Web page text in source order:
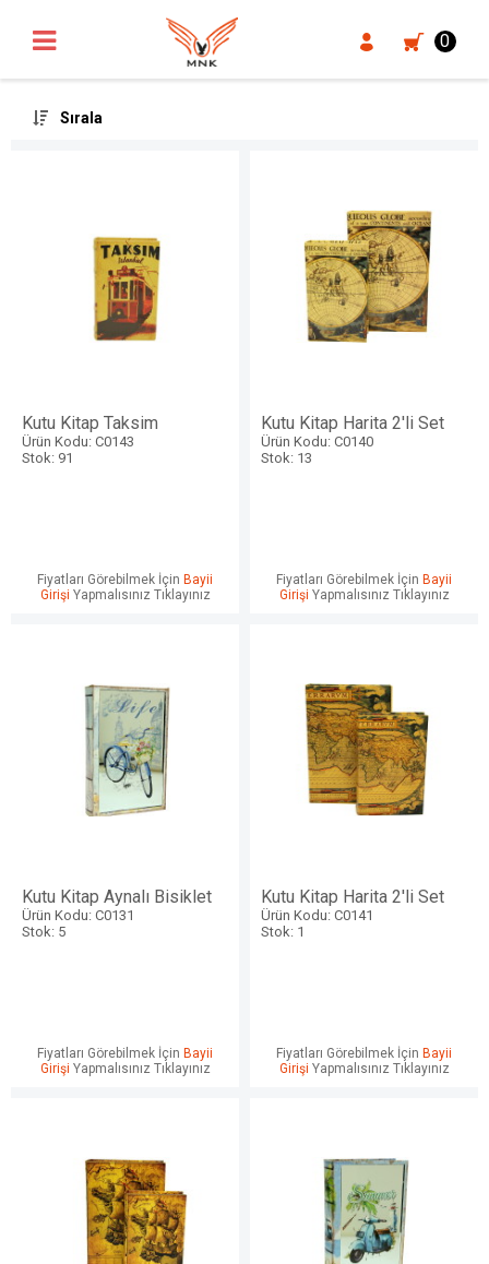
0
Sırala
Kutu Kitap Taksim
Ürün Kodu: C0143
Stok: 91
Fiyatları Görebilmek İçin Bayii
Girişi Yapmalısınız Tıklayınız
Kutu Kitap Harita 2'li Set
Ürün Kodu: C0140
Stok: 13
Fiyatları Görebilmek İçin Bayii
Girişi Yapmalısınız Tıklayınız
Kutu Kitap Aynalı Bisiklet
Ürün Kodu: C0131
Stok: 5
Fiyatları Görebilmek İçin Bayii
Girişi Yapmalısınız Tıklayınız
Kutu Kitap Harita 2'li Set
Ürün Kodu: C0141
Stok: 1
Fiyatları Görebilmek İçin Bayii
Girişi Yapmalısınız Tıklayınız